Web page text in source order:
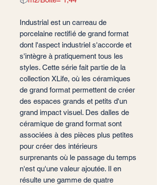
Industrial est un carreau de
porcelaine rectifié de grand format
dont l'aspect industriel s'accorde et
s'intègre à pratiquement tous les
styles. Cette série fait partie de la
collection XLife, où les céramiques
de grand format permettent de créer
des espaces grands et petits d'un
grand impact visuel. Des dalles de
céramique de grand format sont
associées à des pièces plus petites
pour créer des intérieurs
surprenants où le passage du temps
n'est qu'une valeur ajoutée. Il en
résulte une gamme de quatre